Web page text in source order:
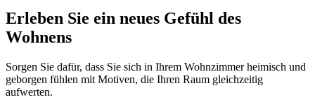
Erleben Sie ein neues Gefühl des
Wohnens
Sorgen Sie dafür, dass Sie sich in Ihrem Wohnzimmer heimisch und
geborgen fühlen mit Motiven, die Ihren Raum gleichzeitig
aufwerten.